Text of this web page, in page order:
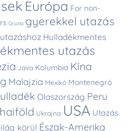
Európa For non-
Grúzia gyerekkel utazás
Hulladékmentes
utazás
Jáva Kolumbia Kína
Malajzia Mexikó Montenegró
Olaszország Peru
Ukrajna USA Utazás
körül Észak-Amerika